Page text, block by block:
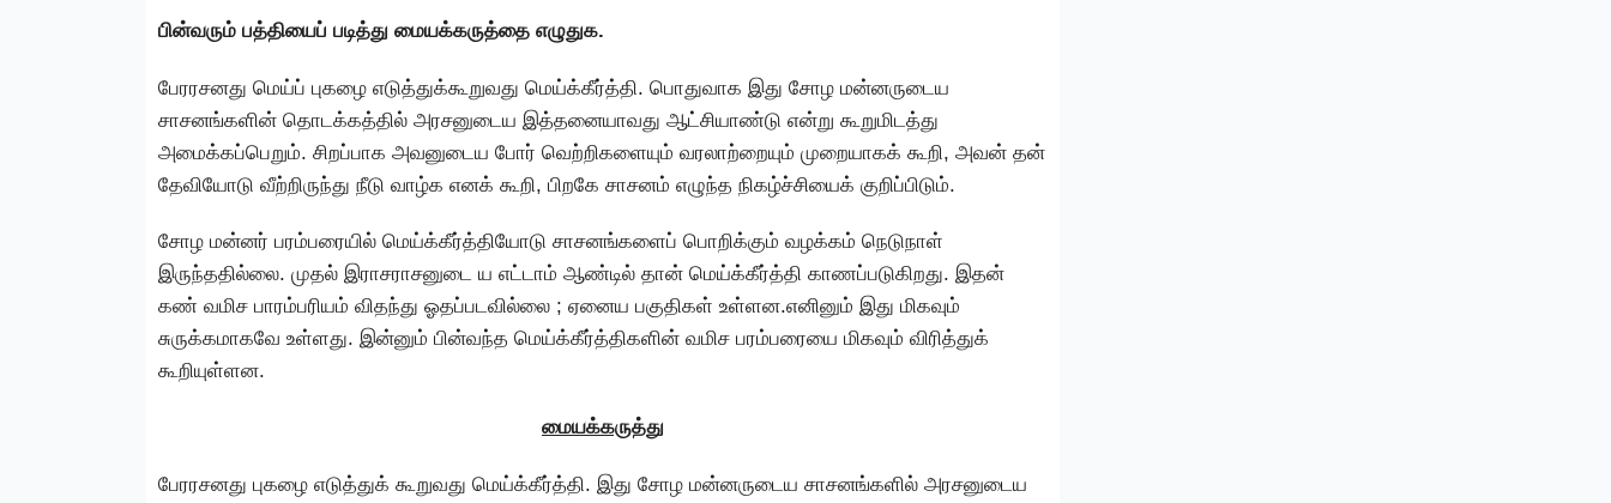
பின்வரும் பத்தியைப் படித்து மையக்கருத்தை எழுதுக.
பேரரசனது மெய்ப் புகழை எடுத்துக்கூறுவது மெய்க்கீர்த்தி. பொதுவாக இது சோழ மன்னருடைய
சாசனங்களின் தொடக்கத்தில் அரசனுடைய இத்தனையாவது ஆட்சியாண்டு என்று கூறுமிடத்து
அமைக்கப்பெறும். சிறப்பாக அவனுடைய போர் வெற்றிகளையும் வரலாற்றையும் முறையாகக் கூறி, அவன் தன்
தேவியோடு வீற்றிருந்து நீடு வாழ்க எனக் கூறி, பிறகே சாசனம் எழுந்த நிகழ்ச்சியைக் குறிப்பிடும்.
சோழ மன்னர் பரம்பரையில் மெய்க்கீர்த்தியோடு சாசனங்களைப் பொறிக்கும் வழக்கம் நெடுநாள்
இருந்ததில்லை. முதல் இராசராசனுடை ய எட்டாம் ஆண்டில் தான் மெய்க்கீர்த்தி காணப்படுகிறது. இதன்
கண் வமிச பாரம்பரியம் விதந்து ஓதப்படவில்லை ; ஏனைய பகுதிகள் உள்ளன.எனினும் இது மிகவும்
சுருக்கமாகவே உள்ளது. இன்னும் பின்வந்த மெய்க்கீர்த்திகளின் வமிச பரம்பரையை மிகவும் விரித்துக்
கூறியுள்ளன.
மையக்கருத்து
பேரரசனது புகழை எடுத்துக் கூறுவது மெய்க்கீர்த்தி. இது சோழ மன்னருடைய சாசனங்களில் அரசனுடைய